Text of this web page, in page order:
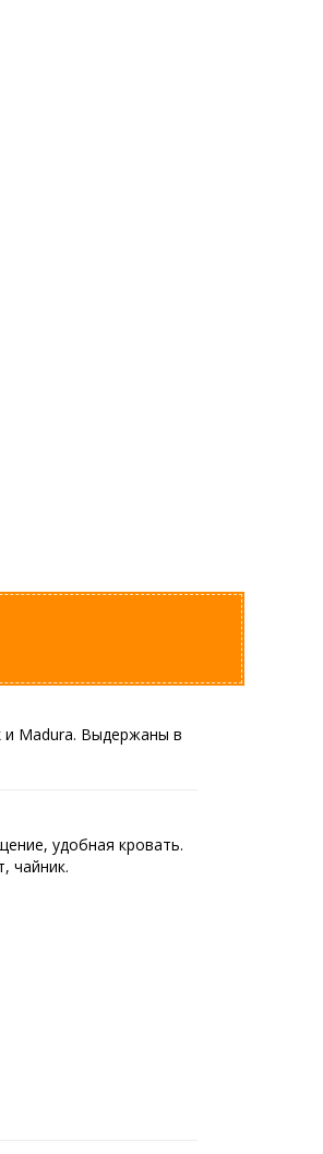
и Madura. Выдержаны в
удобная кровать.
чайник.